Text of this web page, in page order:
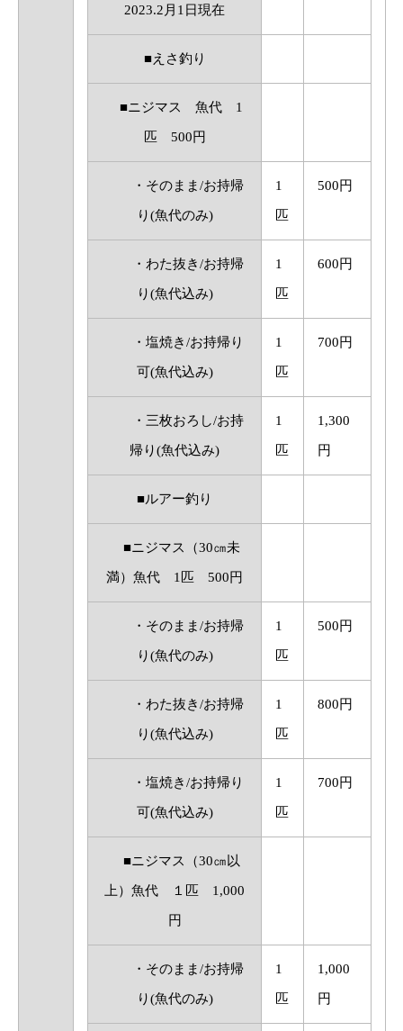
2023.2月1日現在
■えさ釣り
■ニジマス 魚代 1
匹 500円
・そのまま/お持帰
り(魚代のみ)
1
匹
500円
・わた抜き/お持帰
り(魚代込み)
1
匹
600円
・塩焼き/お持帰り
可(魚代込み)
1
匹
700円
・三枚おろし/お持
帰り(魚代込み)
1
匹
1,300
円
■ルアー釣り
■ニジマス（30㎝未
満）魚代 1匹 500円
・そのまま/お持帰
り(魚代のみ)
1
匹
500円
・わた抜き/お持帰
り(魚代込み)
1
匹
800円
・塩焼き/お持帰り
可(魚代込み)
1
匹
700円
■ニジマス（30㎝以
上）魚代 １匹 1,000
円
・そのまま/お持帰
り(魚代のみ)
1
匹
1,000
円